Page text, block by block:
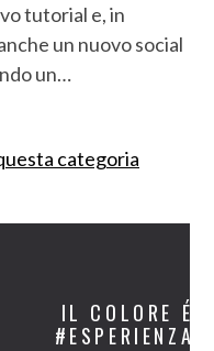
tutorial e, in
un nuovo social
un…
categoria
VERA